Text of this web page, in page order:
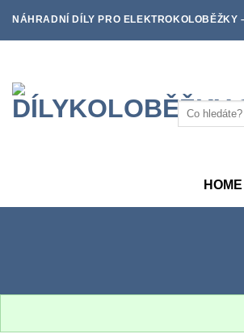
NÁHRADNÍ DÍLY PRO ELEKTROKOLOBĚŽKY
Hledat:
HOME